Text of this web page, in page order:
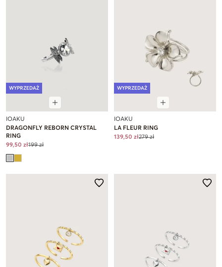
WYPRZEDAŻ
IOAKU
DRAGONFLY REBORN CRYSTAL
RING
99,50 zł199 zł
WYPRZEDAŻ
IOAKU
LA FLEUR RING
139,50 zł279 zł